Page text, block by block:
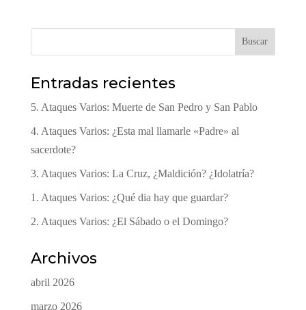
Buscar
Entradas recientes
5. Ataques Varios: Muerte de San Pedro y San Pablo
4. Ataques Varios: ¿Esta mal llamarle «Padre» al
sacerdote?
3. Ataques Varios: La Cruz, ¿Maldición? ¿Idolatría?
1. Ataques Varios: ¿Qué dia hay que guardar?
2. Ataques Varios: ¿El Sábado o el Domingo?
Archivos
abril 2026
marzo 2026